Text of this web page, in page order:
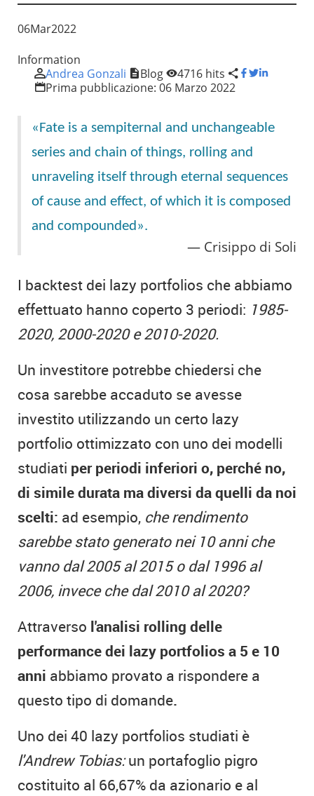
06Mar2022
Information
Andrea Gonzali
Blog
4716 hits
Prima pubblicazione: 06 Marzo 2022
«Fate is a sempiternal and unchangeable
series and chain of things, rolling and
unraveling itself through eternal sequences
of cause and effect, of which it is composed
and compounded».
Crisippo di Soli
I backtest dei lazy portfolios che abbiamo
effettuato hanno coperto 3 periodi: 1985-
2020, 2000-2020 e 2010-2020.
Un investitore potrebbe chiedersi che
cosa sarebbe accaduto se avesse
investito utilizzando un certo lazy
portfolio ottimizzato con uno dei modelli
studiati per periodi inferiori o, perché no,
di simile durata ma diversi da quelli da noi
scelti: ad esempio, che rendimento
sarebbe stato generato nei 10 anni che
vanno dal 2005 al 2015 o dal 1996 al
2006, invece che dal 2010 al 2020?
Attraverso l'analisi rolling delle
performance dei lazy portfolios a 5 e 10
anni abbiamo provato a rispondere a
questo tipo di domande.
Uno dei 40 lazy portfolios studiati è
l'Andrew Tobias:un portafoglio pigro
costituito al 66,67% da azionario e al